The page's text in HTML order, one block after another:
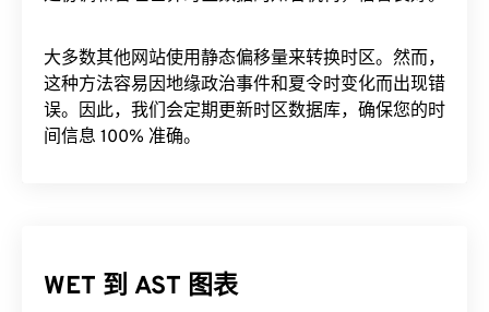
大多数其他网站使用静态偏移量来转换时区。然而，
这种方法容易因地缘政治事件和夏令时变化而出现错
误。因此，我们会定期更新时区数据库，确保您的时
间信息 100% 准确。
WET 到 AST 图表